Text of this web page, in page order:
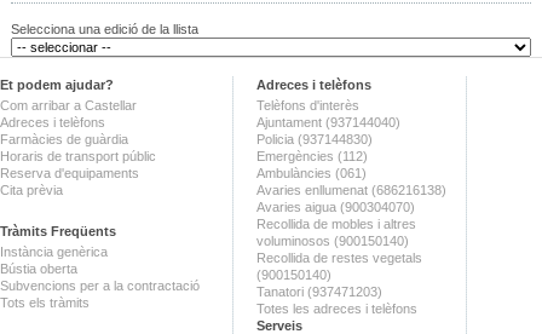
Selecciona una edició de la llista
Et podem ajudar?
Com arribar a Castellar
Adreces i telèfons
Farmàcies de guàrdia
Horaris de transport públic
Reserva d'equipaments
Cita prèvia
Tràmits Freqüents
Instància genèrica
Bústia oberta
Subvencions per a la contractació
Tots els tràmits
Adreces i telèfons
Telèfons d'interès
Ajuntament (937144040)
Policia (937144830)
Emergències (112)
Ambulàncies (061)
Avaries enllumenat (686216138)
Avaries aigua (900304070)
Recollida de mobles i altres
voluminosos (900150140)
Recollida de restes vegetals
(900150140)
Tanatori (937471203)
Totes les adreces i telèfons
Serveis